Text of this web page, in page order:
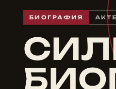
БИОГРАФИЯ